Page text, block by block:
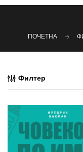
ПОЧЕТНА
Филтер